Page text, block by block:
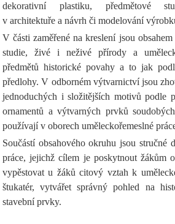
dekorativní plastiku, předmětové
v architektuře a návrh či modelování
V části zaměřené na kreslení jsou
studie, živé i neživé přírody a
předmětů historické povahy a to jak
předlohy. V odborném výtvarnictví jsou
jednoduchých i složitějších motivů podle
ornamentů a výtvarných prvků
používají v oborech uměleckořemeslné
Součástí obsahového okruhu jsou stručné
práce, jejichž cílem je poskytnout žákům
vypěstovat u žáků citový vztah k
štukatér, vytvářet správný pohled na
stavební prvky.